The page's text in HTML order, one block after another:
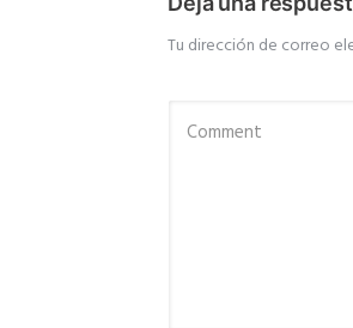
Tu dirección de correo